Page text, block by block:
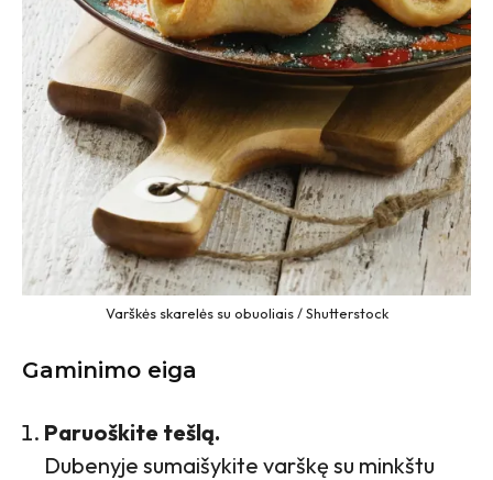
Varškės skarelės su obuoliais / Shutterstock
Gaminimo eiga
Paruoškite tešlą.
Dubenyje sumaišykite varškę su minkštu